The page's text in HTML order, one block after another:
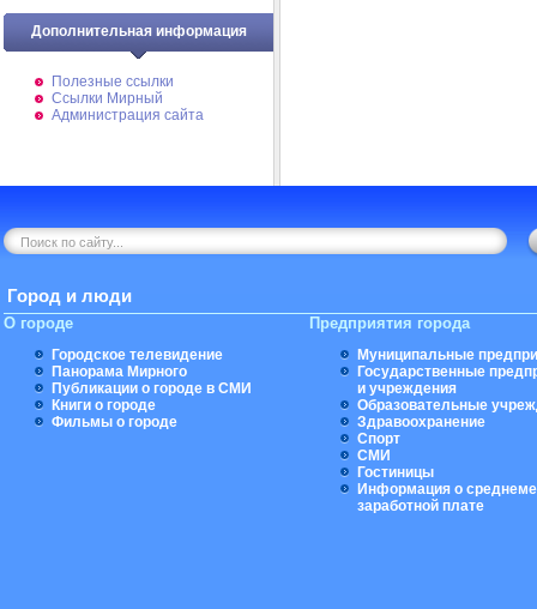
Дополнительная информация
Полезные ссылки
Ссылки Мирный
Администрация сайта
Город и люди
О городе
Городское телевидение
Панорама Мирного
Публикации о городе в СМИ
Книги о городе
Фильмы о городе
Предприятия города
Муниципальные
Государственные
и учреждения
Образовательные
Здравоохранение
Спорт
СМИ
Гостиницы
Информация о
заработной плате